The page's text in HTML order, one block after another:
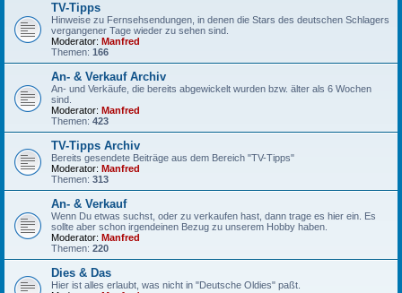
TV-Tipps
Hinweise zu Fernsehsendungen, in denen die Stars des deutschen Schlagers
vergangener Tage wieder zu sehen sind.
Moderator: Manfred
Themen: 166
An- & Verkauf Archiv
An- und Verkäufe, die bereits abgewickelt wurden bzw. älter als 6 Wochen
sind.
Moderator: Manfred
Themen: 423
TV-Tipps Archiv
Bereits gesendete Beiträge aus dem Bereich "TV-Tipps"
Moderator: Manfred
Themen: 313
An- & Verkauf
Wenn Du etwas suchst, oder zu verkaufen hast, dann trage es hier ein. Es
sollte aber schon irgendeinen Bezug zu unserem Hobby haben.
Moderator: Manfred
Themen: 220
Dies & Das
Hier ist alles erlaubt, was nicht in "Deutsche Oldies" paßt.